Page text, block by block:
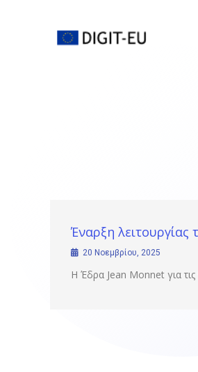
περιεχόμενο
Έναρξη λειτουργίας
20 Νοεμβρίου, 2025
Η Έδρα Jean Monnet για